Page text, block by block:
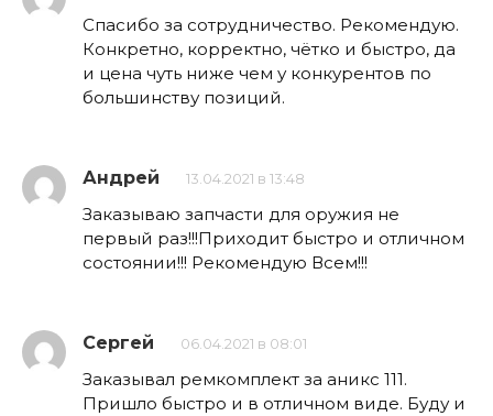
Спасибо за сотрудничество. Рекомендую.
Конкретно, корректно, чётко и быстро, да
и цена чуть ниже чем у конкурентов по
большинству позиций.
Андрей 13.04.2021 в 13:48
Заказываю запчасти для оружия не
первый раз!!!Приходит быстро и отличном
состоянии!!! Рекомендую Всем!!!
Сергей 06.04.2021 в 08:01
Заказывал ремкомплект за аникс 111.
Пришло быстро и в отличном виде. Буду и